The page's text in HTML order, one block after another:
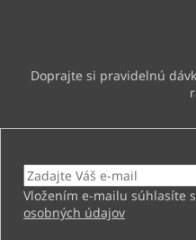
Vložením e-mailu súhlasíte s
osobných údajov